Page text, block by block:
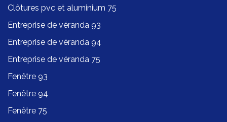
Clôtures pvc et aluminium 75
Entreprise de véranda 93
Entreprise de véranda 94
Entreprise de véranda 75
Fenêtre 93
Fenêtre 94
Fenêtre 75